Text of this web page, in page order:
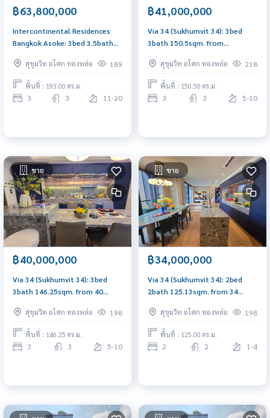
฿63,800,000
Intercontinental Residences
Bangkok Asoke: 3bed 3.5bath
area 63,800,000 Am:
0656199198
สุขุมวิท อโศก ทองหล่อ 189
พื้นที่ : 193.00 ตร.ม.
3 3 11-20
฿41,000,000
Via 34 (Sukhumvit 34): 3bed
3bath 150.5sqm. from
0656199198
สุขุมวิท อโศก ทองหล่อ 218
พื้นที่ : 150.50 ตร.ม.
3 3 5-10
ขาย
฿40,000,000
Via 34 (Sukhumvit 34): 3bed
3bath 146.25sqm. from 40
0656199198
สุขุมวิท อโศก ทองหล่อ 198
พื้นที่ : 146.25 ตร.ม.
3 3 5-10
ขาย
฿34,000,000
Via 34 (Sukhumvit 34): 2bed
2bath 125.13sqm. from 34
สุขุมวิท อโศก ทองหล่อ
198
พื้นที่ : 125.00 ตร.ม.
2 2 1-4